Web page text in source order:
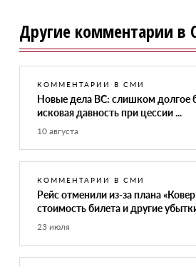
Другие комментарии
КОММЕНТАРИИ В СМИ
Новые дела ВС: слишком долгое
исковая давность при цессии ...
10 августа
КОММЕНТАРИИ В СМИ
Рейс отменили из-за плана
стоимость билета и другие
23 июля